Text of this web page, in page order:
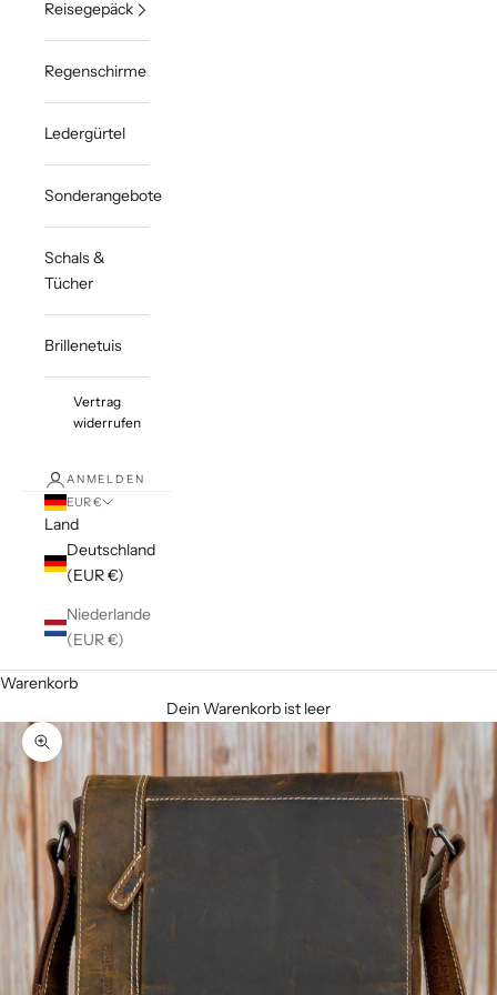
Reisegepäck
Regenschirme
Ledergürtel
Sonderangebote
Schals &
Tücher
Brillenetuis
Vertrag
widerrufen
ANMELDEN
EUR €
Land
Deutschland
(EUR €)
Niederlande
(EUR €)
Warenkorb
Dein Warenkorb ist leer
Bild vergrößern